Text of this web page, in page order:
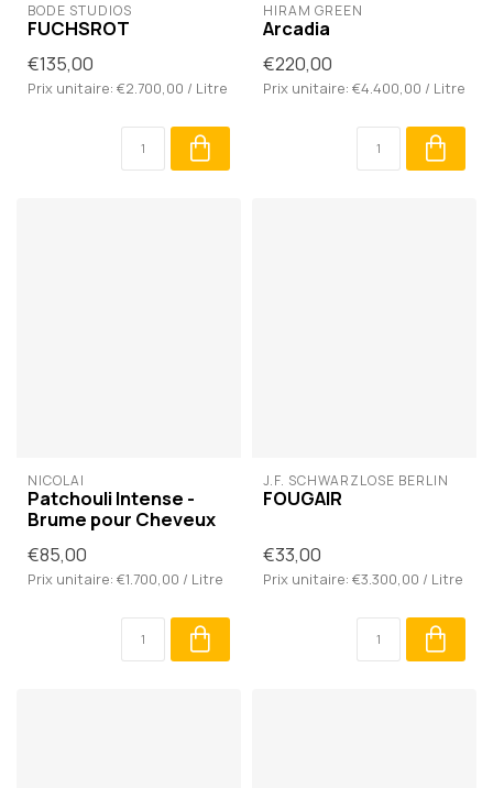
BODÉ STUDIOS
FUCHSROT
€135,00
Prix unitaire: €2.700,00 / Litre
HIRAM GREEN
Arcadia
€220,00
Prix unitaire: €4.400,00 / Litre
NICOLAÏ
Patchouli Intense -
Brume pour Cheveux
€85,00
Prix unitaire: €1.700,00 / Litre
J.F. SCHWARZLOSE BERLIN
FOUGAIR
€33,00
Prix unitaire: €3.300,00 / Litre